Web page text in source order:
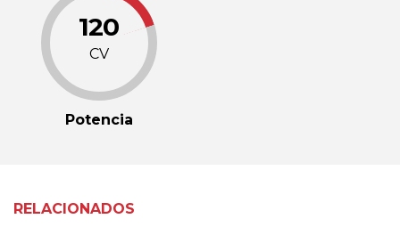
120
CV
Potencia
RELACIONADOS